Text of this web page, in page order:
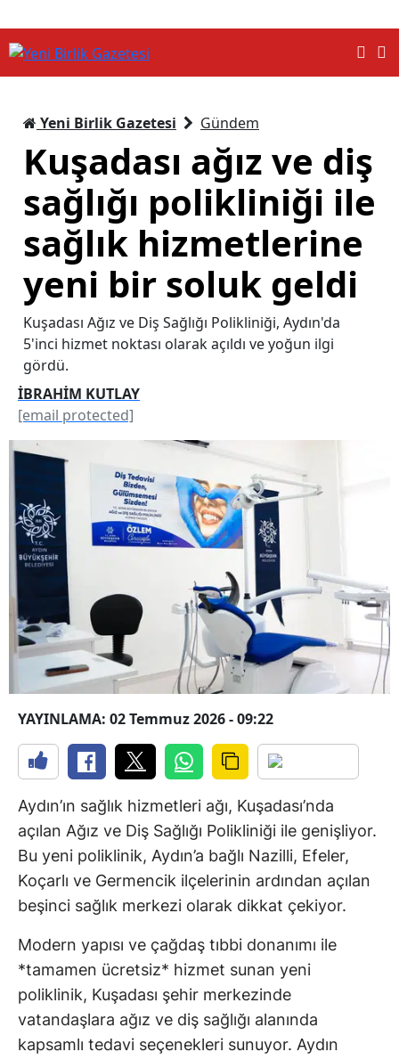
Yeni Birlik Gazetesi Gündem
Kuşadası ağız ve diş
sağlığı polikliniği ile
sağlık hizmetlerine
yeni bir soluk geldi
Kuşadası Ağız ve Diş Sağlığı Polikliniği, Aydın'da
5'inci hizmet noktası olarak açıldı ve yoğun ilgi
gördü.
İBRAHİM KUTLAY
[email protected]
YAYINLAMA: 02 Temmuz 2026 - 09:22
Aydın’ın sağlık hizmetleri ağı, Kuşadası’nda
açılan Ağız ve Diş Sağlığı Polikliniği ile genişliyor.
Bu yeni poliklinik, Aydın’a bağlı Nazilli, Efeler,
Koçarlı ve Germencik ilçelerinin ardından açılan
beşinci sağlık merkezi olarak dikkat çekiyor.
Modern yapısı ve çağdaş tıbbi donanımı ile
*tamamen ücretsiz* hizmet sunan yeni
poliklinik, Kuşadası şehir merkezinde
vatandaşlara ağız ve diş sağlığı alanında
kapsamlı tedavi seçenekleri sunuyor. Aydın